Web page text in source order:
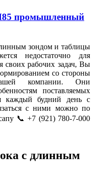
промышленный
зондом и таблицы
недостаточно для
своих рабочих задач, Вы
со стороны
компании. Они
поставляемых
каждый будний день с
с ними можно по
📞 +7 (921) 780-7-000
с длинным